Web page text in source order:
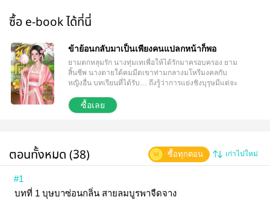
ซื้อ e-book ได้ที่นี่
ข้าย้อนกลับมาเป็นเพียงคนแปลกหน้าก็พอ
ยามตกหลุมรัก นางทุ่มเทเพื่อให้ได้รักมาครอบครอง ยาม
สิ้นชีพ นางตายใต้คมมีดเขาท่ามกลางมโหรีมงคลกับ
หญิงอื่น บทเรียนที่ได้รับ… ถึงรู้ว่าการแย่งชิงบุรุษมีแต่จะ
ชีวิตตัวเองไปแลกเช่นนั้น ชาตินี้แม้ไม่อาจหลีกหนีโชค
ชะตาการแต่งงาน แต่ขอเป็นเพียงปลาเค็มผู้รักสงบ
ไรท์นะคะ จิบสุราเมามายลมวสันต์
ซื้อเลย
ตอนทั้งหมด (38) เก่าไปใหม่
ซื้อทุกตอน
#1
บทที่ 1 บุษบาซ่อนกลิ่น สายลมบูรพาจืดจาง